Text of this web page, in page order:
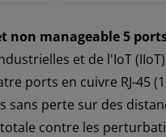
non manageable 5
et de l'IoT
ports en cuivre RJ-45
sans perte sur des
contre les